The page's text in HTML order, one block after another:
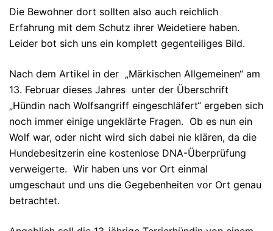
Die Bewohner dort sollten also auch reichlich
Erfahrung mit dem Schutz ihrer Weidetiere haben.
Leider bot sich uns ein komplett gegenteiliges Bild.
Nach dem Artikel in der „Märkischen Allgemeinen“ am
13. Februar dieses Jahres unter der Überschrift
„Hündin nach Wolfsangriff eingeschläfert“ ergeben sich
noch immer einige ungeklärte Fragen. Ob es nun ein
Wolf war, oder nicht wird sich dabei nie klären, da die
Hundebesitzerin eine kostenlose DNA-Überprüfung
verweigerte. Wir haben uns vor Ort einmal
umgeschaut und uns die Gegebenheiten vor Ort genau
betrachtet.